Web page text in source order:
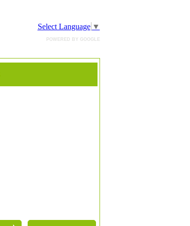
Select Language ▼
POWERED BY GOOGLE